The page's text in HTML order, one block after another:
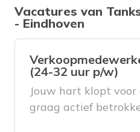
Vacatures van
- Eindhoven
(24-32 uur p/w)
Jouw hart klopt
graag actief